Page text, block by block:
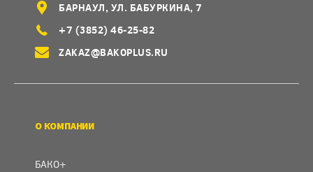
БАРНАУЛ, УЛ. БАБУРКИНА, 7
+7 (3852) 46-25-82
ZAKAZ@BAKOPLUS.RU
О КОМПАНИИ
БАКО+